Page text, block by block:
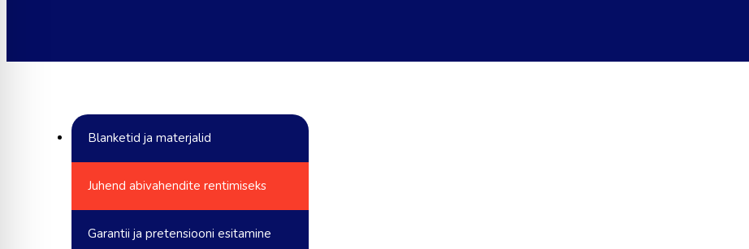
Blanketid ja materjalid
Juhend abivahendite rentimiseks
Garantii ja pretensiooni esitamine